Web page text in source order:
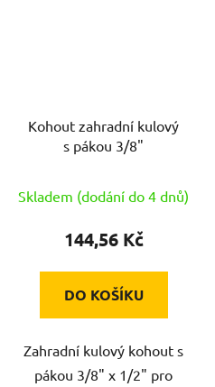
Kohout zahradní kulový
s pákou 3/8"
Skladem (dodání do 4 dnů)
144,56 Kč
DO KOŠÍKU
Zahradní kulový kohout s
pákou 3/8" x 1/2" pro